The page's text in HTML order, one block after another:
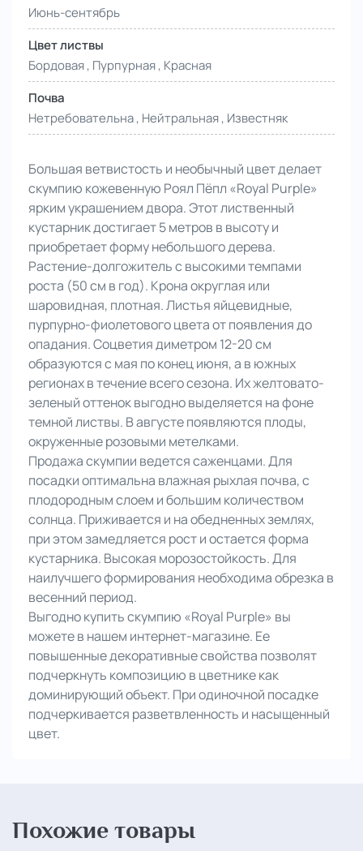
Июнь-сентябрь
Цвет листвы
Бордовая , Пурпурная , Красная
Почва
Нетребовательна , Нейтральная , Известняк
Большая ветвистость и необычный цвет делает
скумпию кожевенную Роял Пёпл «Royal Purple»
ярким украшением двора. Этот лиственный
кустарник достигает 5 метров в высоту и
приобретает форму небольшого дерева.
Растение-долгожитель с высокими темпами
роста (50 см в год). Крона округлая или
шаровидная, плотная. Листья яйцевидные,
пурпурно-фиолетового цвета от появления до
опадания. Соцветия диметром 12-20 см
образуются с мая по конец июня, а в южных
регионах в течение всего сезона. Их желтовато-
зеленый оттенок выгодно выделяется на фоне
темной листвы. В августе появляются плоды,
окруженные розовыми метелками.
Продажа скумпии ведется саженцами. Для
посадки оптимальна влажная рыхлая почва, с
плодородным слоем и большим количеством
солнца. Приживается и на обедненных землях,
при этом замедляется рост и остается форма
кустарника. Высокая морозостойкость. Для
наилучшего формирования необходима обрезка в
весенний период.
Выгодно купить скумпию «Royal Purple» вы
можете в нашем интернет-магазине. Ее
повышенные декоративные свойства позволят
подчеркнуть композицию в цветнике как
доминирующий объект. При одиночной посадке
подчеркивается разветвленность и насыщенный
цвет.
Похожие товары